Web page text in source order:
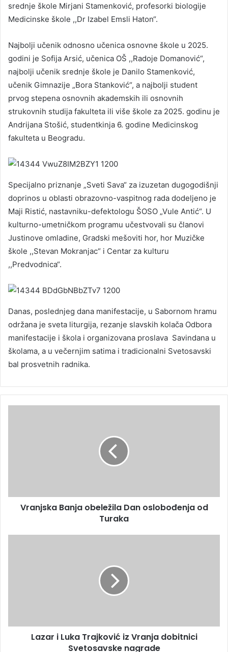
srednje škole Mirjani Stamenković, profesorki biologije
Medicinske škole ,,Dr Izabel Emsli Haton“.
Najbolji učenik odnosno učenica osnovne škole u 2025.
godini je Sofija Arsić, učenica OŠ ,,Radoje Domanović“,
najbolji učenik srednje škole je Danilo Stamenković,
učenik Gimnazije „Bora Stanković“, a najbolji student
prvog stepena osnovnih akademskih ili osnovnih
strukovnih studija fakulteta ili više škole za 2025. godinu je
Andrijana Stošić, studentkinja 6. godine Medicinskog
fakulteta u Beogradu.
Specijalno priznanje „Sveti Sava“ za izuzetan dugogodišnji
doprinos u oblasti obrazovno-vaspitnog rada dodeljeno je
Maji Ristić, nastavniku-defektologu ŠOSO „Vule Antić“. U
kulturno-umetničkom programu učestvovali su članovi
Justinove omladine, Gradski mešoviti hor, hor Muzičke
škole ,,Stevan Mokranjac“ i Centar za kulturu
,,Predvodnica“.
Danas, poslednjeg dana manifestacije, u Sabornom hramu
održana je sveta liturgija, rezanje slavskih kolača Odbora
manifestacije i škola i organizovana proslava Savindana u
školama, a u večernjim satima i tradicionalni Svetosavski
bal prosvetnih radnika.
Vranjska Banja obeležila Dan oslobođenja od
Turaka
Lazar i Luka Trajković iz Vranja dobitnici
Svetosavske nagrade